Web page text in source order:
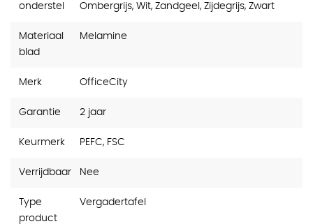
onderstel
Ombergrijs, Wit, Zandgeel, Zijdegrijs, Zwart
Materiaal
blad
Melamine
Merk OfficeCity
Garantie 2 jaar
Keurmerk PEFC, FSC
Verrijdbaar Nee
Type
product
Vergadertafel